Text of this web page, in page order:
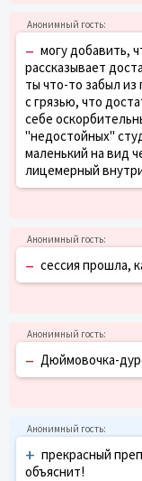
– могу добавить,
рассказывает
ты что-то забыл
с грязью, что
себе
"недостойных"
маленький на вид
лицемерный
– сессия прошла,
– Дюймовочка-
+ прекрасный
объяснит!